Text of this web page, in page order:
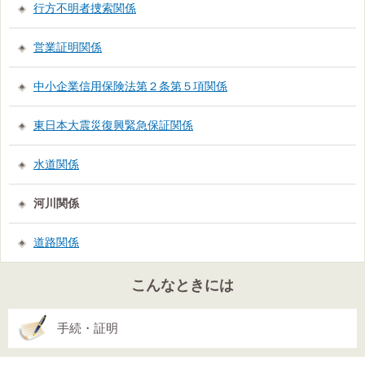
行方不明者捜索関係
営業証明関係
中小企業信用保険法第２条第５項関係
東日本大震災復興緊急保証関係
水道関係
河川関係
道路関係
こんなときには
手続・証明